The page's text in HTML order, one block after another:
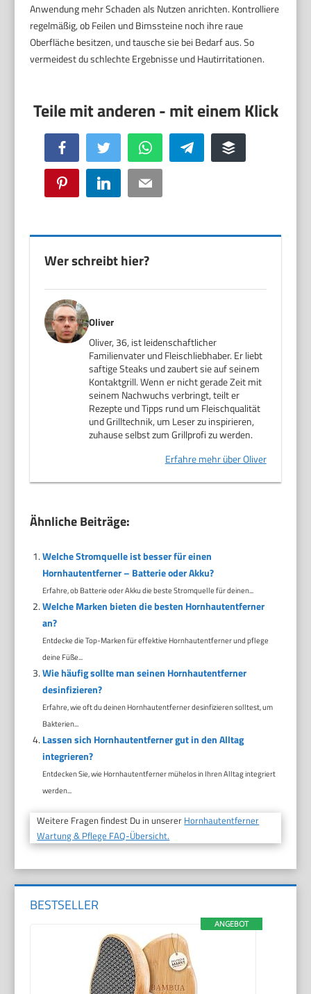
Anwendung mehr Schaden als Nutzen anrichten. Kontrolliere
regelmäßig, ob Feilen und Bimssteine noch ihre raue
Oberfläche besitzen, und tausche sie bei Bedarf aus. So
vermeidest du schlechte Ergebnisse und Hautirritationen.
Facebook Twitter WhatsApp Telegram Buffer
Pinterest LinkedIn Email
Wer schreibt hier?
Oliver
Oliver, 36, ist leidenschaftlicher
Familienvater und Fleischliebhaber. Er liebt
saftige Steaks und zaubert sie auf seinem
Kontaktgrill. Wenn er nicht gerade Zeit mit
seinem Nachwuchs verbringt, teilt er
Rezepte und Tipps rund um Fleischqualität
und Grilltechnik, um Leser zu inspirieren,
zuhause selbst zum Grillprofi zu werden.
Erfahre mehr über Oliver
Ähnliche Beiträge:
Welche Stromquelle ist besser für einen
Hornhautentferner – Batterie oder Akku?
Erfahre, ob Batterie oder Akku die beste Stromquelle für deinen...
Welche Marken bieten die besten Hornhautentferner
an?
Entdecke die Top-Marken für effektive Hornhautentferner und pflege
deine Füße...
Wie häufig sollte man seinen Hornhautentferner
desinfizieren?
Erfahre, wie oft du deinen Hornhautentferner desinfizieren solltest, um
Bakterien...
Lassen sich Hornhautentferner gut in den Alltag
integrieren?
Entdecken Sie, wie Hornhautentferner mühelos in Ihren Alltag integriert
werden...
Weitere Fragen findest Du in unserer Hornhautentferner
Wartung & Pflege FAQ-Übersicht.
BESTSELLER
ANGEBOT